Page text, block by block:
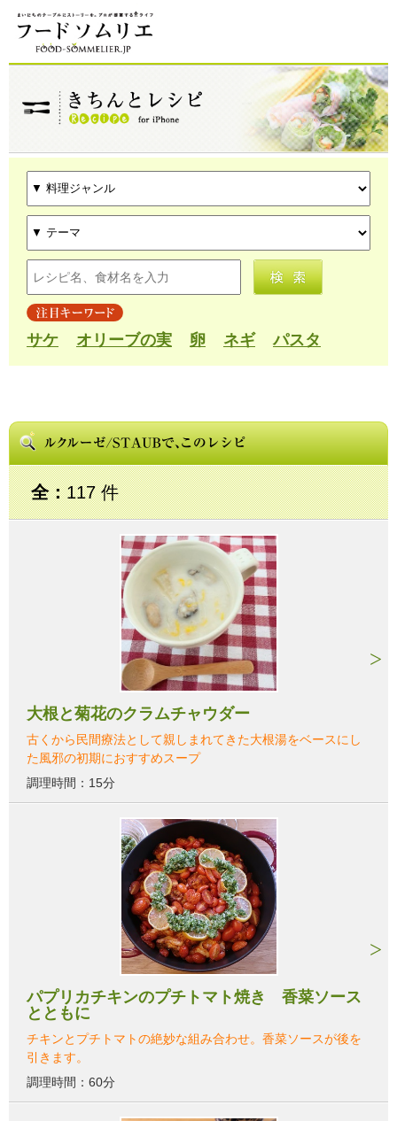
サケ オリーブの実 卵 ネギ パスタ
全：117 件
大根と菊花のクラムチャウダー
古くから民間療法として親しまれてきた大根湯をベースにし
た風邪の初期におすすめスープ
調理時間：15分
パプリカチキンのプチトマト焼き 香菜ソース
とともに
チキンとプチトマトの絶妙な組み合わせ。香菜ソースが後を
引きます。
調理時間：60分